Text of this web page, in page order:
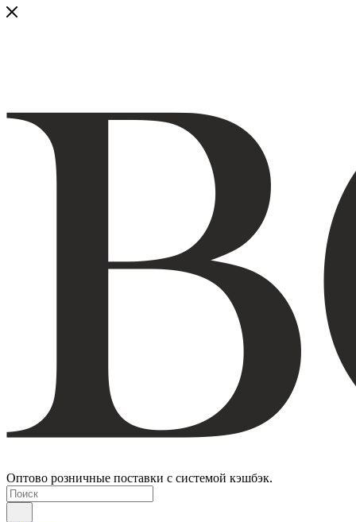
Оптово розничные поставки с системой кэшбэк.